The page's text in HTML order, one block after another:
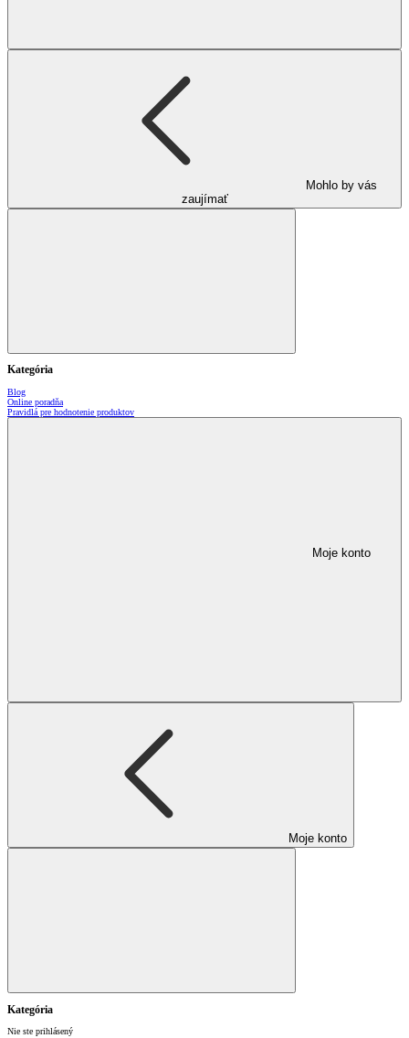
Mohlo by vás
zaujímať
Kategória
Blog
Online poradňa
Pravidlá pre hodnotenie produktov
Moje konto
Moje konto
Kategória
Nie ste prihlásený